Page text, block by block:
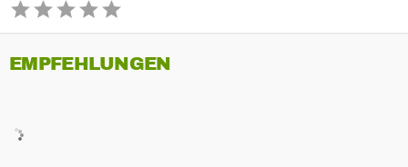
EMPFEHLUNGEN